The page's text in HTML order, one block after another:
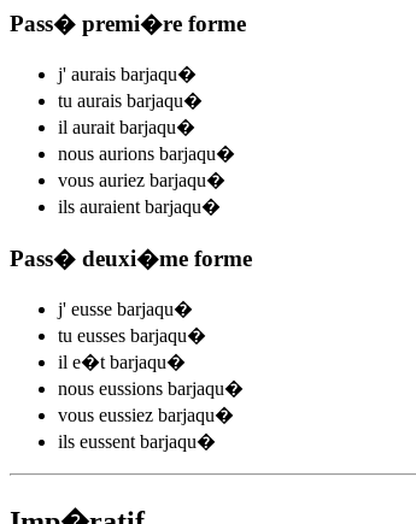
Pass� premi�re forme
j' aurais barjaqu�
tu aurais barjaqu�
il aurait barjaqu�
nous aurions barjaqu�
vous auriez barjaqu�
ils auraient barjaqu�
Pass� deuxi�me forme
j' eusse barjaqu�
tu eusses barjaqu�
il e�t barjaqu�
nous eussions barjaqu�
vous eussiez barjaqu�
ils eussent barjaqu�